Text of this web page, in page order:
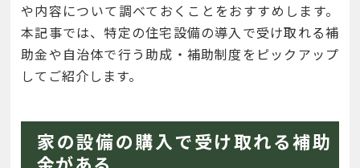
や内容について調べておくことをおすすめします。
本記事では、特定の住宅設備の導入で受け取れる補
助金や自治体で行う助成・補助制度をピックアップ
してご紹介します。
家の設備の購入で受け取れる補助